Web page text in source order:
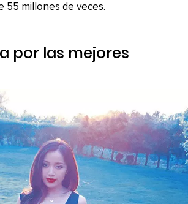
55 millones de veces.
por las mejores